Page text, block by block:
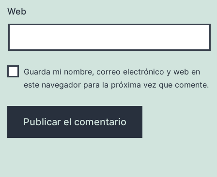
Web
Guarda mi nombre, correo electrónico y web en
este navegador para la próxima vez que comente.